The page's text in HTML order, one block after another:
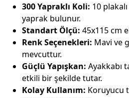
300 Yapraklı Koli: 10
yaprak bulunur.
Standart Ölçü: 45x115 cm
Renk Seçenekleri: Mavi ve
mevcuttur.
Güçlü Yapışkan: Ayakkabı
etkili bir şekilde tutar.
Kolay Kullanım: Koruyucu